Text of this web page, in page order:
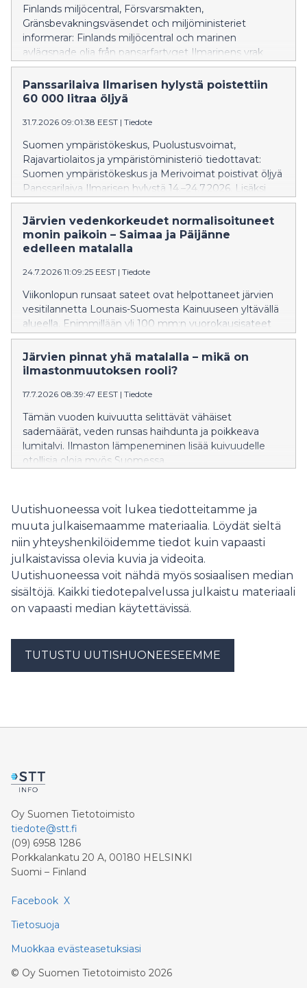
course of two weeks, approximately 60,000 litres of oil
was recovered from the vessel’s fuel tanks, but the
wreck could not be completely emptied yet. Because
of the rough seas, the work had to be interrupted
from time to time.
Finlands miljöcentral, Försvarsmakten,
Gränsbevakningsväsendet och miljöministeriet
informerar: Finlands miljöcentral och marinen
avlägsnade olja från pansarfartyget Ilmarinens vrak
mellan den 14 och 24 juli 2026. I operationen deltog
även Gränsbevakningsväsendet, som var i beredskap
för miljöskyddsuppdrag, samt Centret för dykmedicin.
Ilmarinens tankar, men vraket kunde ännu inte
tömmas helt. Arbetet måste tidvis avbrytas på grund
av hård sjögång.
Panssarilaiva Ilmarisen hylystä poistettiin
60 000 litraa öljyä
31.7.2026 09:01:38 EEST | Tiedote
Suomen ympäristökeskus, Puolustusvoimat,
Rajavartiolaitos ja ympäristöministeriö tiedottavat:
Suomen ympäristökeskus ja Merivoimat poistivat öljyä
Panssarilaiva Ilmarisen hylystä 14.–24.7.2026. Lisäksi
operaatioon osallistuivat ympäristövahinkojen
torjuntaan varautunut Rajavartiolaitos ja
Sukelluslääketieteen keskus. Kahden viikon aikana
Ilmarisen tankeista saatiin talteen noin 60 000 litraa
tyhjennettyä. Kovan aallokon takia työ jouduttiin välillä
keskeyttämään.
Järvien vedenkorkeudet normalisoituneet
monin paikoin – Saimaa ja Päijänne
edelleen matalalla
24.7.2026 11:09:25 EEST | Tiedote
Viikonlopun runsaat sateet ovat helpottaneet järvien
vesitilannetta Lounais-Suomesta Kainuuseen yltävällä
alueella. Enimmillään yli 100 mm:n vuorokausisateet
ovat nostaneet viime päivien aikana monen pienen
järven vedenkorkeutta yli 50 cm ja suuria järviä 20–30
cm.
Järvien pinnat yhä matalalla – mikä on
ilmastonmuutoksen rooli?
17.7.2026 08:39:47 EEST | Tiedote
Tämän vuoden kuivuutta selittävät vähäiset
sademäärät, veden runsas haihdunta ja poikkeava
lumitalvi. Ilmaston lämpeneminen lisää kuivuudelle
otollisia oloja myös Suomessa.
Uutishuoneessa voit lukea tiedotteitamme ja
muuta julkaisemaamme materiaalia. Löydät sieltä
niin yhteyshenkilöidemme tiedot kuin vapaasti
julkaistavissa olevia kuvia ja videoita.
Uutishuoneessa voit nähdä myös sosiaalisen median
sisältöjä. Kaikki tiedotepalvelussa julkaistu materiaali
on vapaasti median käytettävissä.
TUTUSTU UUTISHUONEESEEMME
Oy Suomen Tietotoimisto
tiedote@stt.fi
(09) 6958 1286
Porkkalankatu 20 A, 00180 HELSINKI
Suomi – Finland
Facebook X
Tietosuoja
Muokkaa evästeasetuksiasi
© Oy Suomen Tietotoimisto 2026